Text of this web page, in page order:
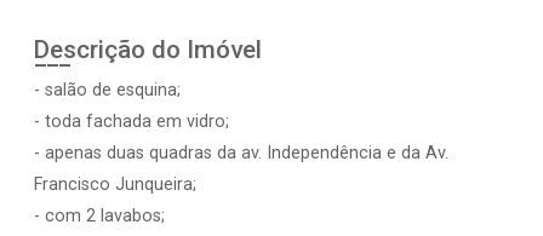
Descrição do Imóvel
- salão de esquina;
- toda fachada em vidro;
- apenas duas quadras da av. Independência e da Av.
Francisco Junqueira;
- com 2 lavabos;